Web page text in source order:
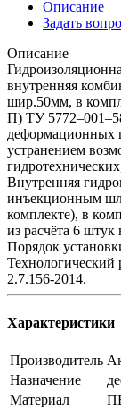
Описание
Задать
Описание
внутренняя
шир.50мм, в
П) ТУ
деформационных
устранением
Внутренняя
инъекционным
комплекте), в
из расчёта 6
Порядок
2.7.156-2014.
Характеристики
Производитель
Назначение
Материал